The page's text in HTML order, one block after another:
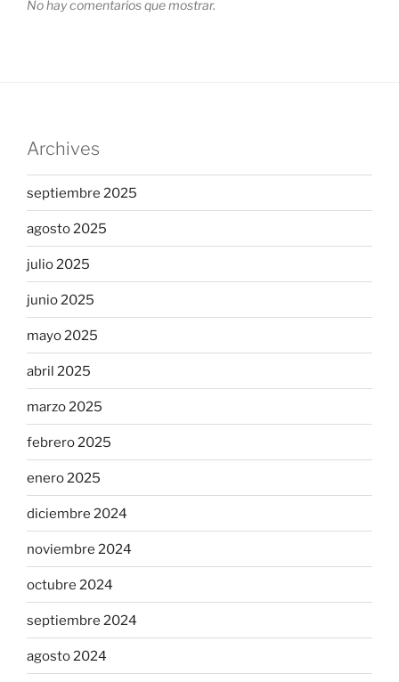
No hay comentarios que mostrar.
Archives
septiembre 2025
agosto 2025
julio 2025
junio 2025
mayo 2025
abril 2025
marzo 2025
febrero 2025
enero 2025
diciembre 2024
noviembre 2024
octubre 2024
septiembre 2024
agosto 2024